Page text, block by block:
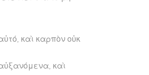
καὶ καρπὸν οὐκ
καὶ